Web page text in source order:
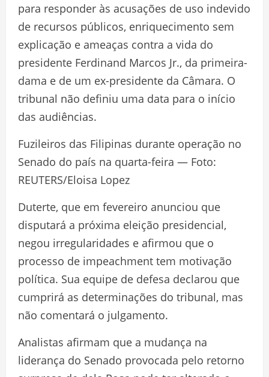
para responder às acusações de uso indevido
de recursos públicos, enriquecimento sem
explicação e ameaças contra a vida do
presidente Ferdinand Marcos Jr., da primeira-
dama e de um ex-presidente da Câmara. O
tribunal não definiu uma data para o início
das audiências.
Fuzileiros das Filipinas durante operação no
Senado do país na quarta-feira — Foto:
REUTERS/Eloisa Lopez
Duterte, que em fevereiro anunciou que
disputará a próxima eleição presidencial,
negou irregularidades e afirmou que o
processo de impeachment tem motivação
política. Sua equipe de defesa declarou que
cumprirá as determinações do tribunal, mas
não comentará o julgamento.
Analistas afirmam que a mudança na
liderança do Senado provocada pelo retorno